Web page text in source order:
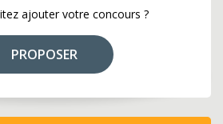
ajouter votre concours ?
PROPOSER